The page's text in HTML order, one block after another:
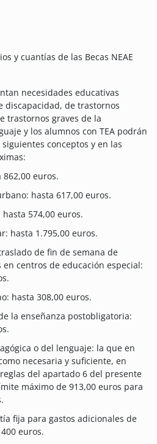
y cuantías de las Becas NEAE
necesidades educativas
discapacidad, de trastornos
trastornos graves de la
y los alumnos con TEA podrán
conceptos y en las
862,00 euros.
hasta 617,00 euros.
574,00 euros.
hasta 1.795,00 euros.
de fin de semana de
centros de educación especial:
hasta 308,00 euros.
la enseñanza postobligatoria:
o del lenguaje: la que en
necesaria y suficiente, en
del apartado 6 del presente
máximo de 913,00 euros para
fija para gastos adicionales de
euros.